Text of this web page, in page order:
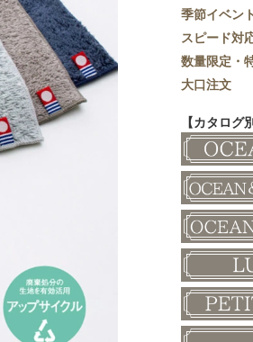
席札立て
耳かき＆
紅茶＆コ
和風プチギ
その他
珈琲・紅茶
鰹節・フ
ペンダント
ミラー
メッセー
似顔絵
和風ボード
演出用品
リングピ
ブーケプ
結婚証明書
その他
季節イベン
季節イベン
サクラ
クローバー
クリスマス
バレンタ
ホワイト
母の日
父の日
敬老の日
スピード対
スピード
即日お急ぎ
数量限定・
数量限定・
大口注文
【カタログ